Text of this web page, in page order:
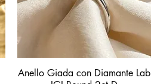
Vista rapida
Anello Giada con Diamante Lab